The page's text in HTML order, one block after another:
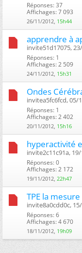
Réponses: 37
Affichages: 7 093
26/11/2012, 15h44
apprendre à
invite51d17075,
Réponses: 1
Affichages: 2 509
24/11/2012, 15h31
Ondes
invitea5fc6fcd, 05/
Réponses: 1
Affichages: 2 402
20/11/2012, 15h16
hyperactivité
invite2c11c91a,
Réponses: 0
Affichages: 2 172
19/11/2012, 22h47
TPE la
invite8a0cdd0c,
Réponses: 6
Affichages: 4 670
18/11/2012, 19h09